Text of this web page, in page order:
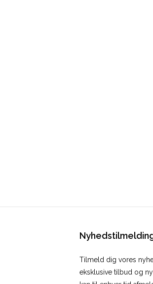
Tilmeld dig vores
eksklusive tilbud og